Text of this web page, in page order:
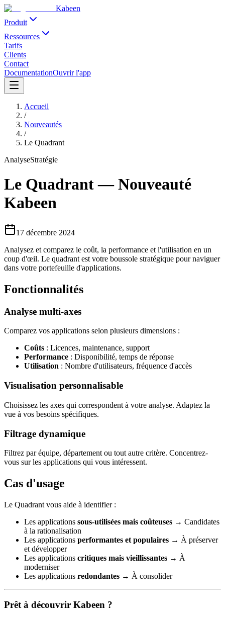
Kabeen
Produit
Ressources
Tarifs
Clients
Contact
DocumentationOuvrir l'app
Accueil
/
Nouveautés
/
Le Quadrant
AnalyseStratégie
Le Quadrant —Nouveauté
Kabeen
17 décembre 2024
Analysez et comparez le coût, la performance et l'utilisation en un
coup d'œil. Le quadrant est votre boussole stratégique pour naviguer
dans votre portefeuille d'applications.
Fonctionnalités
Analyse multi-axes
Comparez vos applications selon plusieurs dimensions :
Coûts : Licences, maintenance, support
Performance : Disponibilité, temps de réponse
Utilisation : Nombre d'utilisateurs, fréquence d'accès
Visualisation personnalisable
Choisissez les axes qui correspondent à votre analyse. Adaptez la
vue à vos besoins spécifiques.
Filtrage dynamique
Filtrez par équipe, département ou tout autre critère. Concentrez-
vous sur les applications qui vous intéressent.
Cas d'usage
Le Quadrant vous aide à identifier :
Les applications sous-utilisées mais coûteuses → Candidates
à la rationalisation
Les applications performantes et populaires → À préserver
et développer
Les applications critiques mais vieillissantes → À
moderniser
Les applications redondantes → À consolider
Prêt à découvrir Kabeen ?